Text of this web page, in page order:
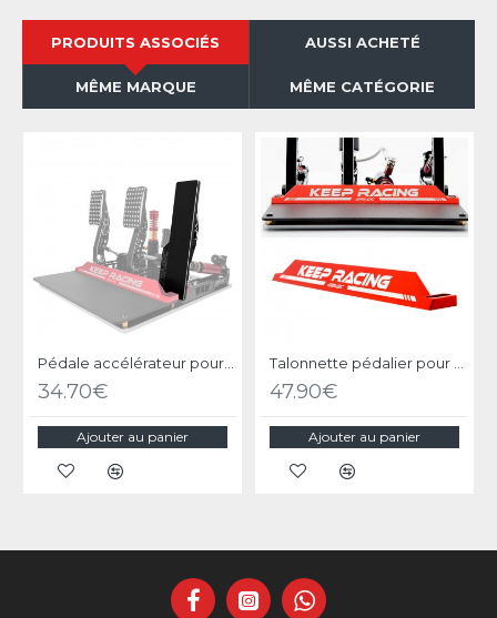
PRODUITS ASSOCIÉS AUSSI ACHETÉ
MÊME MARQUE MÊME CATÉGORIE
34.70€
Ajouter au panier
47.90€
Ajouter au panier